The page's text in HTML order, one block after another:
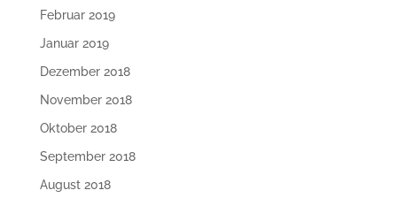
Februar 2019
Januar 2019
Dezember 2018
November 2018
Oktober 2018
September 2018
August 2018